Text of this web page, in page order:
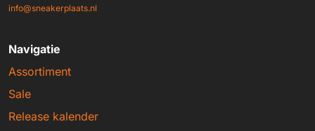
info@sneakerplaats.nl
Navigatie
Assortiment
Sale
Release kalender